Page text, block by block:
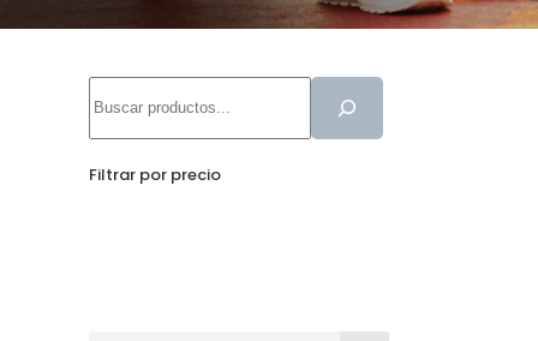
Filtrar por precio